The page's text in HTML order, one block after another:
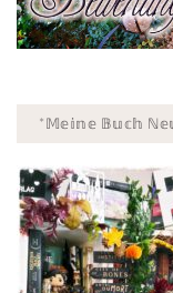
*𝕄𝕖𝕚𝕟𝕖 𝔹𝕦𝕔𝕙